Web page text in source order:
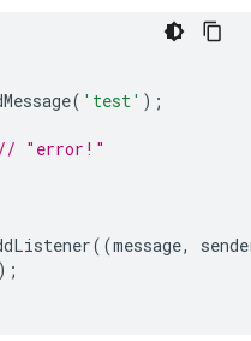
( 'test' );
// "error!"
((message,
);